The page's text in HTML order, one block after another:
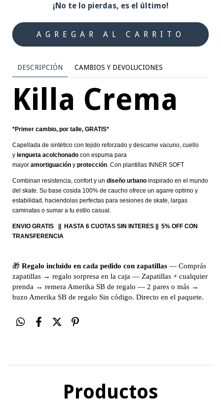
¡No te lo pierdas, es el último!
DESCRIPCIÓN CAMBIOS Y DEVOLUCIONES
Killa Crema
*Primer cambio, por talle, GRATIS*
Capellada de sintético con tejido reforzado y descarne vacuno, cuello
y lengueta acolchonado con espuma para
mayor amortiguación y protección . Con plantillas INNER SOFT
Combinan resistencia, confort y un diseño urbano inspirado en el mundo
del skate. Su base cosida 100% de caucho ofrece un agarre optimo y
estabilidad, haciendolas perfectas para sesiones de skate, largas
caminatas o sumar a tu estilo casual.
ENVIO GRATIS || HASTA 6 CUOTAS SIN INTERES || 5% OFF CON
TRANSFERENCIA
🎁 Regalo incluido en cada pedido con zapatillas — Comprás
zapatillas → regalo sorpresa en la caja — Zapatillas + cualquier
prenda → remera Amerika SB de regalo — 2 pares o más →
buzo Amerika SB de regalo Sin código. Directo en el paquete.
Productos